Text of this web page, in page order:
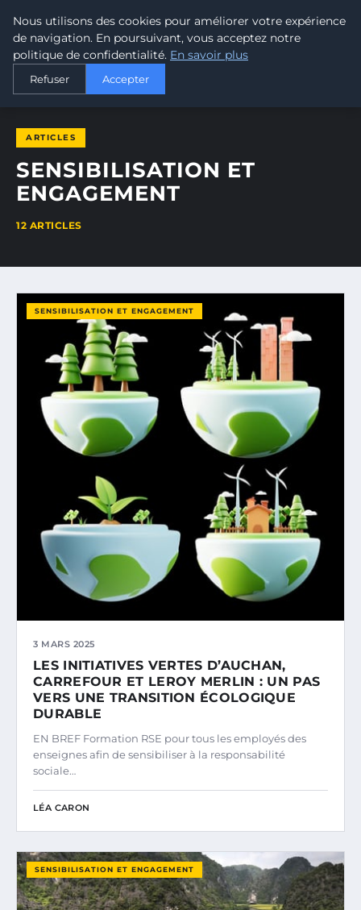
MALTA CLIMATE
ACCUEIL SENSIBILISATION ET ENGAGEMENT
ARTICLES
SENSIBILISATION ET
ENGAGEMENT
12 ARTICLES
SENSIBILISATION ET ENGAGEMENT
3 MARS 2025
LES INITIATIVES VERTES D’AUCHAN,
CARREFOUR ET LEROY MERLIN : UN PAS
VERS UNE TRANSITION ÉCOLOGIQUE
DURABLE
EN BREF Formation RSE pour tous les employés des
enseignes afin de sensibiliser à la responsabilité
sociale…
LÉA CARON
SENSIBILISATION ET ENGAGEMENT
Nous utilisons des cookies pour améliorer votre expérience
de navigation. En poursuivant, vous acceptez notre
politique de confidentialité. En savoir plus
Refuser Accepter